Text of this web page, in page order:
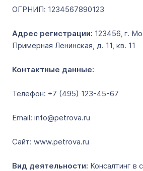
ОГРНИП: 1234567890123
Адрес регистрации: 123456, г.
Примерная Ленинская, д. 11, кв. 11
Контактные данные:
Телефон: +7 (495) 123-45-67
Email: info@petrova.ru
Сайт: www.petrova.ru
Вид деятельности: Консалтинг в